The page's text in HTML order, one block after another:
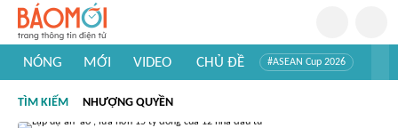
NÓNG MỚI VIDEO CHỦ ĐỀ #ASEAN Cup 2026
#Khám phá thế giới
TÌM KIẾM NHƯỢNG QUYỀN